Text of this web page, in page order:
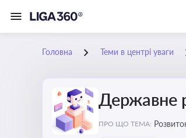
Головна Теми в центрі уваги
Державне
ПРО ЩО ТЕМА: